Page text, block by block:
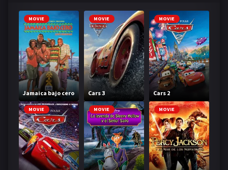
MOVIE
Jamaica bajo cero
MOVIE
Cars 3
MOVIE
Cars 2
MOVIE MOVIE MOVIE